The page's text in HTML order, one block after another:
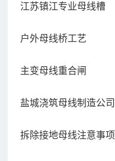
江苏镇江专业母线槽
户外母线桥工艺
主变母线重合闸
盐城浇筑母线制造公司
拆除接地母线注意事项